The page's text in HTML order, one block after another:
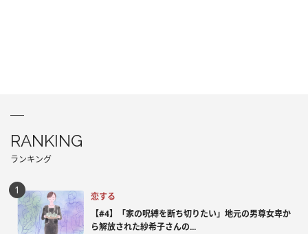
RANKING
ランキング
恋する
【#4】「家の呪縛を断ち切りたい」地元の男尊女卑か
ら解放された紗希子さんの...